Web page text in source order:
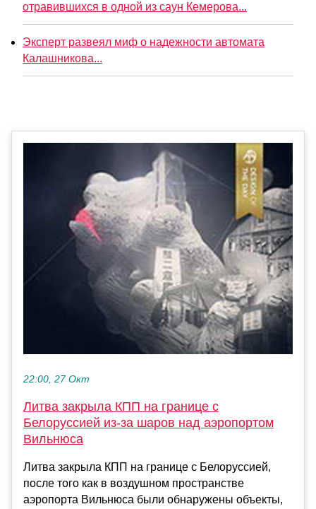
отравившихся в одной из саун Кемерова...
Эксперт развеял миф о надежности автомата
Калашникова...
22:00, 27 Окт
Литва закрыла КПП на границе с
Белоруссией из-за шаров над аэропортом
Вильнюса
Литва закрыла КПП на границе с Белоруссией,
после того как в воздушном пространстве
аэропорта Вильнюса были обнаружены объекты,